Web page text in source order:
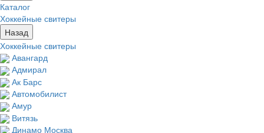
Каталог
Хоккейные свитеры
Назад
Хоккейные свитеры
Авангард
Адмирал
Ак Барс
Автомобилист
Амур
Витязь
Динамо Москва